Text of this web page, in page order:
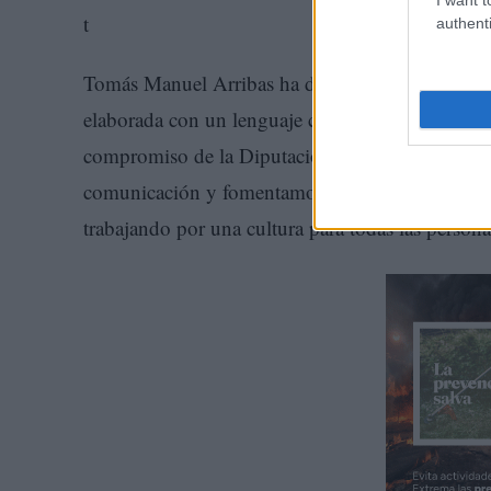
Tomás Manuel Arribas ha destacado que “hoy
elaborada con un lenguaje claro, frases
compromiso de la Diputación con la igualdad y
comunicación y fomentamos que nadie se
trabajando por una cultura para todas las